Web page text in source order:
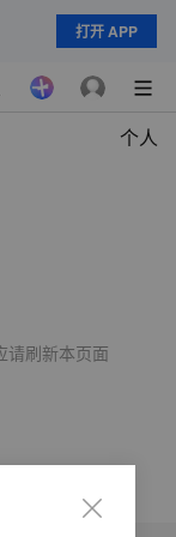
打开 APP
个人
请刷新本页面